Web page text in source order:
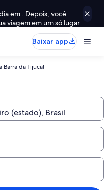
em . Depois, você
viagem em um só lugar.
Baixar app
da Tijuca!